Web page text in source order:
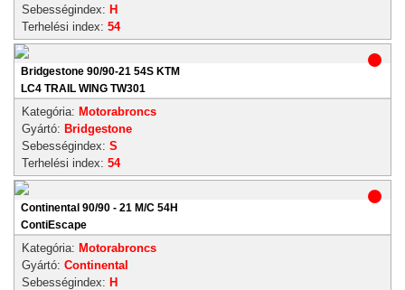
Sebességindex: H
Terhelési index: 54
Bridgestone 90/90-21 54S KTM
LC4 TRAIL WING TW301
Kategória: Motorabroncs
Gyártó: Bridgestone
Sebességindex: S
Terhelési index: 54
Continental 90/90 - 21 M/C 54H
ContiEscape
Kategória: Motorabroncs
Gyártó: Continental
Sebességindex: H